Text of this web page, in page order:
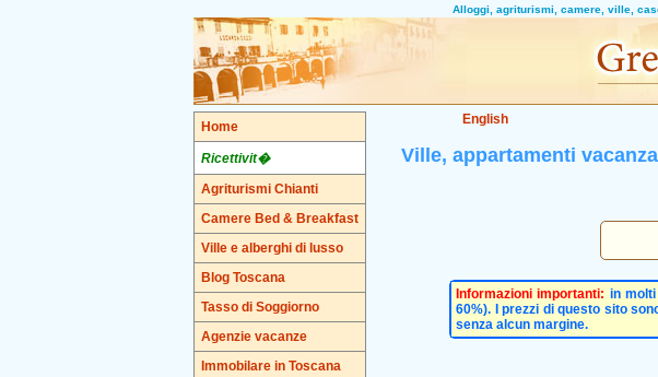
Alloggi, agriturismi, camere, ville,
Home
Ricettivit�
Agriturismi Chianti
Camere Bed & Breakfast
Ville e alberghi di lusso
Blog Toscana
Tasso di Soggiorno
Agenzie vacanze
Immobilare in Toscana
English
Ville, appartamenti
Informazioni importanti: in
60%). I prezzi di questo sito
senza alcun margine.